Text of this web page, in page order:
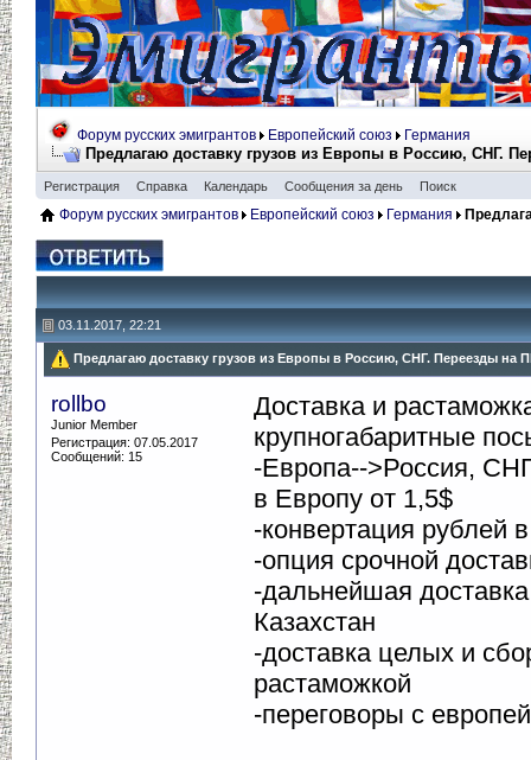
Форум русских эмигрантов Европейский союз Германия
Предлагаю доставку грузов из Европы в Россию, СНГ.
Регистрация Справка Календарь Сообщения за день Поиск
Форум русских эмигрантов Европейский союз Германия
03.11.2017, 22:21
Предлагаю доставку грузов из Европы в Россию, СНГ. Переезды на
Доставка и
крупногабаритные
-Европа-->Россия,
в Европу от 1,5$
-конвертация рублей
-опция срочной
-дальнейшая
Казахстан
-доставка целых и
растаможкой
-переговоры с
rollbo
Junior Member
Регистрация: 07.05.2017
Сообщений: 15